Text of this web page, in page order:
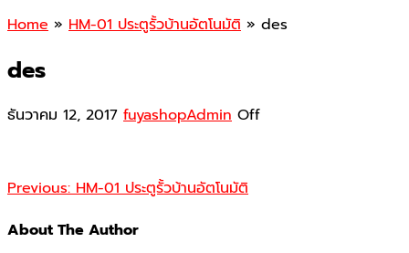
Home » HM-01 ประตูรั้วบ้านอัตโนมัติ » des
des
ธันวาคม 12, 2017 fuyashopAdmin Off
Previous:HM-01 ประตูรั้วบ้านอัตโนมัติ
About The Author